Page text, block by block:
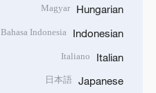
Hungarian
Magyar
Indonesian
Bahasa Indonesia
Italian
Italiano
Japanese
日本語